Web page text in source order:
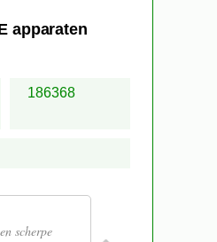
apparaten
186368